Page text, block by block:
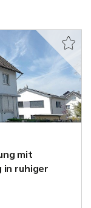
mit
in ruhiger